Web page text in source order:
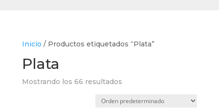
Inicio / Productos etiquetados “Plata”
Plata
Mostrando los 66 resultados